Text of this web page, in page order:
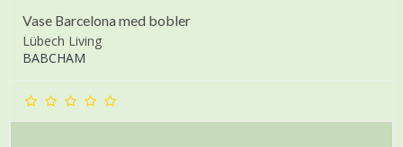
Vase Barcelona med bobler
Lübech Living
BABCHAM